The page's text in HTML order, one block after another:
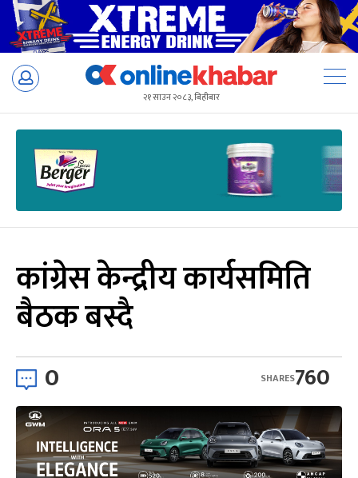
Skip
२१ साउन २०८३, बिहीबार
कांग्रेस केन्द्रीय कार्यसमिति
बैठक बस्दै
0 760
SHARES